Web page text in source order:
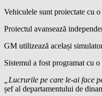
Vehiculele sunt proiectate cu
Proiectul avansează
GM utilizează același
Sistemul a fost programat cu
„Lucrurile pe care le-ai face
șef al departamentului de